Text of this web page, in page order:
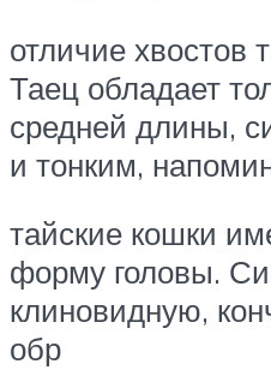
отличие хвостов
Таец обладает
средней длины,
и тонким,
тайские кошки
форму головы.
клиновидную,
обр